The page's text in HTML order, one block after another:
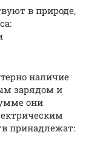
в природе,
наличие
зарядом и
они
принадлежат: